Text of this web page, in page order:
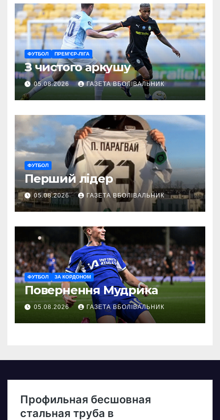
ФУТБОЛ ПРЕМ’ЄР-ЛІГА
З чистого аркушу
05.08.2026 ГАЗЕТА ВБОЛІВАЛЬНИК
ФУТБОЛ
Перший лідер
05.08.2026 ГАЗЕТА ВБОЛІВАЛЬНИК
ФУТБОЛ ЗА КОРДОНОМ
Повернення Мудрика
05.08.2026 ГАЗЕТА ВБОЛІВАЛЬНИК